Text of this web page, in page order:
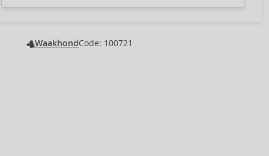
In winkelmandje 4Pcs U bespaart € 2,10
In winkelmandje 5PcsU bespaart € 3,15
WaakhondCode: 100721